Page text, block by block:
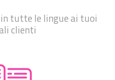
tutte le lingue ai tuoi
clienti